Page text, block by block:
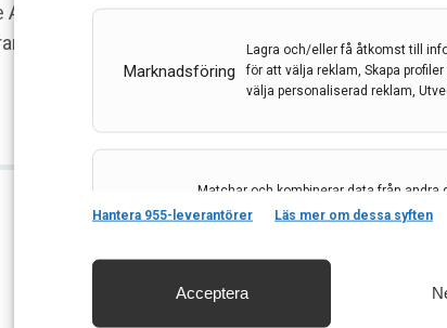
Marknadsföring
Lagra och/eller få åtkomst till
för att välja reklam, Skapa
välja personaliserad reklam,
Matchar och kombinerar data från andra
baserat på information som överförs
och innehåll, Spara och meddela dina integritetsval.
Hantera 955-leverantörer Läs mer om dessa syften
Acceptera
Ahlströms minnesfonds pris 2021 för sin